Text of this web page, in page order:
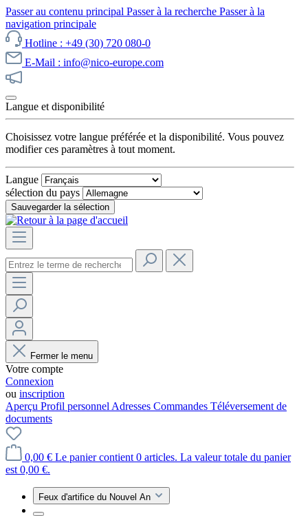
Passer au contenu principal Passer à la recherche Passer à la
navigation principale
Hotline : +49 (30) 720 080-0
E-Mail : info@nico-europe.com
Langue et disponibilité
Choisissez votre langue préférée et la disponibilité. Vous pouvez
modifier ces paramètres à tout moment.
Langue
sélection du pays
Sauvegarder la sélection
Fermer le menu
Votre compte
Connexion
ou inscription
Aperçu Profil personnel Adresses Commandes Téléversement de
documents
0,00 € Le panier contient 0 articles. La valeur totale du panier
est 0,00 €.
Feux d'artifice du Nouvel An